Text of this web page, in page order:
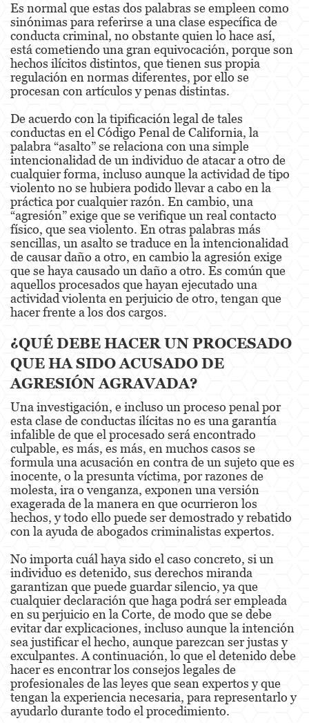
Delitos de Hurto
Hurto Mayor de Auto
Hurto Menor
Robo
Robo de Caja Fuerte
Robo 459 PC
Robo en Tiendas
Delitos de Robo
Hurto Mayor
Delitos Sexuales
Actos Lascivos con un Menor
Agresión Sexual
Copulación Oral Forzada
Estupro
Exposición Indecente
Merodear para prostituirse
Molestar a un Niño Menor de 18 años
Penetración Sexual Forzada
Pornografía Infantil
Prostitución y Solicitación
Violación
DUI
Audiencia Administrativa del DMV
Es normal que estas dos palabras se empleen como
sinónimas para referirse a una clase específica de
conducta criminal, no obstante quien lo hace así,
está cometiendo una gran equivocación, porque son
hechos ilícitos distintos, que tienen sus propia
regulación en normas diferentes, por ello se
procesan con artículos y penas distintas.
De acuerdo con la tipificación legal de tales
conductas en el Código Penal de California, la
palabra “asalto” se relaciona con una simple
intencionalidad de un individuo de atacar a otro de
cualquier forma, incluso aunque la actividad de tipo
violento no se hubiera podido llevar a cabo en la
práctica por cualquier razón. En cambio, una
“agresión” exige que se verifique un real contacto
físico, que sea violento. En otras palabras más
sencillas, un asalto se traduce en la intencionalidad
de causar daño a otro, en cambio la agresión exige
que se haya causado un daño a otro. Es común que
aquellos procesados que hayan ejecutado una
actividad violenta en perjuicio de otro, tengan que
hacer frente a los dos cargos.
¿QUÉ DEBE HACER UN PROCESADO
QUE HA SIDO ACUSADO DE
AGRESIÓN AGRAVADA?
Una investigación, e incluso un proceso penal por
esta clase de conductas ilícitas no es una garantía
infalible de que el procesado será encontrado
culpable, es más, es más, en muchos casos se
formula una acusación en contra de un sujeto que es
inocente, o la presunta víctima, por razones de
molesta, ira o venganza, exponen una versión
exagerada de la manera en que ocurrieron los
hechos, y todo ello puede ser demostrado y rebatido
con la ayuda de abogados criminalistas expertos.
No importa cuál haya sido el caso concreto, si un
individuo es detenido, sus derechos miranda
garantizan que puede guardar silencio, ya que
cualquier declaración que haga podrá ser empleada
en su perjuicio en la Corte, de modo que se debe
evitar dar explicaciones, incluso aunque la intención
sea justificar el hecho, aunque parezcan ser justas y
exculpantes. A continuación, lo que el detenido debe
hacer es encontrar los consejos legales de
profesionales de las leyes que sean expertos y que
tengan la experiencia necesaria, para representarlo y
ayudarlo durante todo el procedimiento.